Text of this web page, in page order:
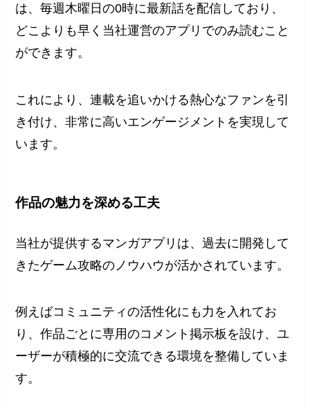
は、毎週木曜日の0時に最新話を配信しており、
どこよりも早く当社運営のアプリでのみ読むこと
ができます。
これにより、連載を追いかける熱心なファンを引
き付け、非常に高いエンゲージメントを実現して
います。
作品の魅力を深める工夫
当社が提供するマンガアプリは、過去に開発して
きたゲーム攻略のノウハウが活かされています。
例えばコミュニティの活性化にも力を入れてお
り、作品ごとに専用のコメント掲示板を設け、ユ
ーザーが積極的に交流できる環境を整備していま
す。